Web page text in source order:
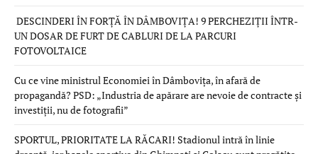
DESCINDERI ÎN FORȚĂ ÎN DÂMBOVIȚA! 9 PERCHEZIȚII ÎNTR-
UN DOSAR DE FURT DE CABLURI DE LA PARCURI
FOTOVOLTAICE
Cu ce vine ministrul Economiei în Dâmbovița, în afară de
propagandă? PSD: „Industria de apărare are nevoie de contracte și
investiții, nu de fotografii”
SPORTUL, PRIORITATE LA RĂCARI! Stadionul intră în linie